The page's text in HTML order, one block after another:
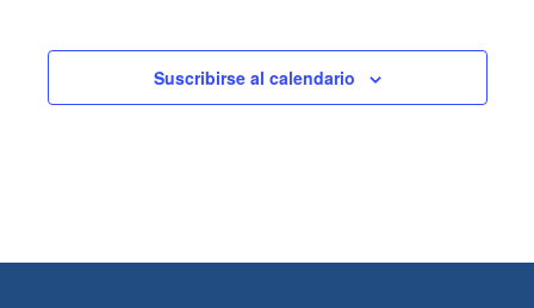
Suscribirse al calendario